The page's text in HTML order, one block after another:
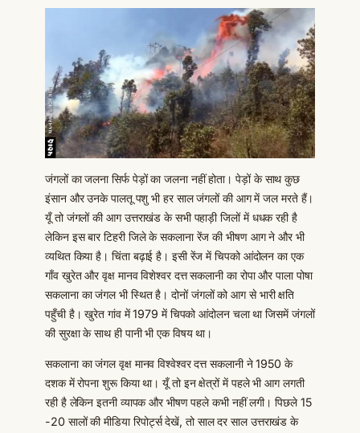
जंगलों का जलना सिर्फ पेड़ों का जलना नहीं होता। पेड़ों के साथ कुछ
इंसान और उनके पालतू पशु भी हर साल जंगलों की आग में जल मरते हैं।
यूँ तो जंगलों की आग उत्तराखंड के सभी पहाड़ी जिलों में धधक रही है
लेकिन इस बार टिहरी जिले के सकलाना रेंज की भीषण आग ने और भी
व्यथित किया है। चिंता बढ़ाई है। इसी रेंज में चिपको आंदोलन का एक
गाँव खुरेत और वृक्ष मानव विशेश्वर दत्त सकलानी का रोपा और पाला पोषा
सकलाना का जंगल भी स्थित है। दोनों जंगलों को आग से भारी क्षति
पहुँची है। खुरेत गांव में 1979 में चिपको आंदोलन चला था जिसमें जंगलों
की सुरक्षा के साथ ही पानी भी एक विषय था।
सकलाना का जंगल वृक्ष मानव विश्वेश्वर दत्त सकलानी ने 1950 के
दशक में रोपना शुरू किया था। यूँ तो इन क्षेत्रों में पहले भी आग लगती
रही है लेकिन इतनी व्यापक और भीषण पहले कभी नहीं लगी। पिछले 15
-20 सालों की मीडिया रिपोर्ट्स देखें, तो साल दर साल उत्तराखंड के